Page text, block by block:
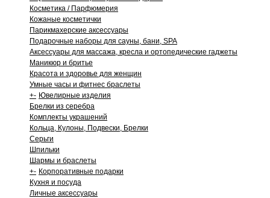
Косметика / Парфюмерия
Кожаные косметички
Парикмахерские аксессуары
Подарочные наборы для сауны, бани, SPA
Аксессуары для массажа, кресла и ортопедические гаджеты
Маникюр и бритье
Красота и здоровье для женщин
Умные часы и фитнес браслеты
+- Ювелирные изделия
Брелки из серебра
Комплекты украшений
Кольца, Кулоны, Подвески, Брелки
Серьги
Шпильки
Шармы и браслеты
+- Корпоративные подарки
Кухня и посуда
Личные аксессуары